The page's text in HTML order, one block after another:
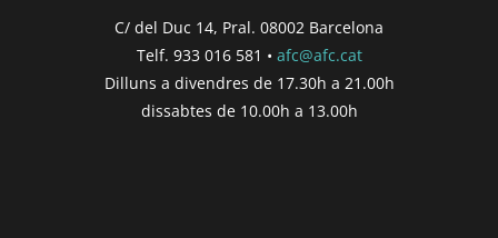
'DD/MM/YYYY') }}
Finalització de participació |{{
formatDate(post.end, 'YYYY-MM-DD',
'DD/MM/YYYY') }}
C/ del Duc 14, Pral. 08002 Barcelona
Telf. 933 016 581 • afc@afc.cat
Dilluns a divendres de 17.30h a 21.00h
dissabtes de 10.00h a 13.00h